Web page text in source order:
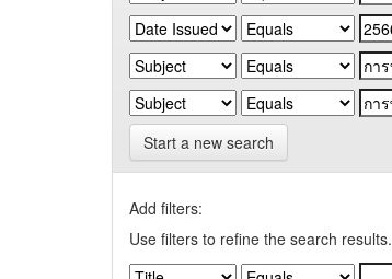
Start a new search
Add filters:
Use filters to refine the search results.